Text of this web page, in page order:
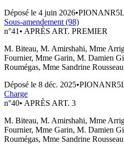
Déposé le 4 juin 2026•
Sous-amendement (98)
n°41 • APRÈS ART. PREMIER
M. Biteau, M. Amirshahi, Mme
Fournier, Mme Garin, M. Damien
Roumégas, Mme Sandrine
Déposé le 8 déc. 2025•
Charge
n°40• APRÈS ART. 3
M. Biteau, M. Amirshahi, Mme
Fournier, Mme Garin, M. Damien
Roumégas, Mme Sandrine